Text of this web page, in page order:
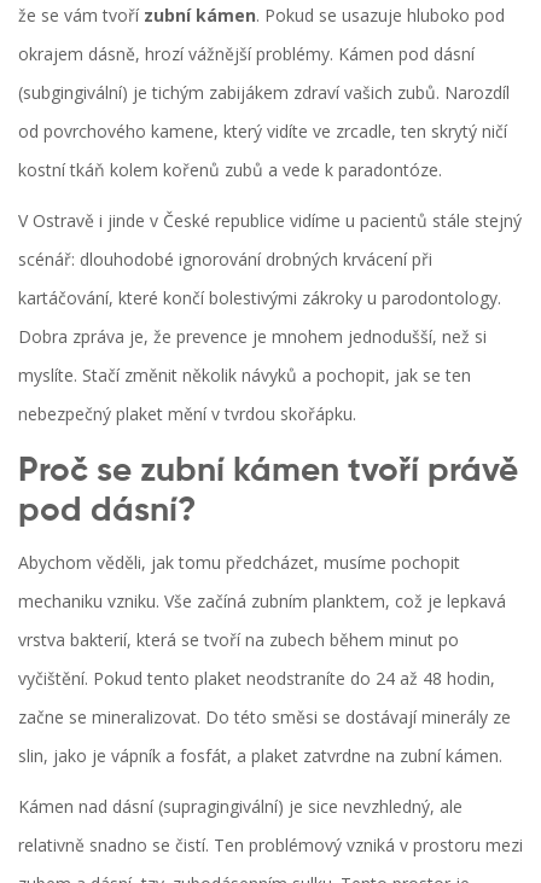
že se vám tvoří zubní kámen. Pokud se usazuje hluboko pod
okrajem dásně, hrozí vážnější problémy. Kámen pod dásní
(subgingivální) je tichým zabijákem zdraví vašich zubů. Narozdíl
od povrchového kamene, který vidíte ve zrcadle, ten skrytý ničí
kostní tkáň kolem kořenů zubů a vede k paradontóze.
V Ostravě i jinde v České republice vidíme u pacientů stále stejný
scénář: dlouhodobé ignorování drobných krvácení při
kartáčování, které končí bolestivými zákroky u parodontology.
Dobra zpráva je, že prevence je mnohem jednodušší, než si
myslíte. Stačí změnit několik návyků a pochopit, jak se ten
nebezpečný plaket mění v tvrdou skořápku.
Proč se zubní kámen tvoří právě
pod dásní?
Abychom věděli, jak tomu předcházet, musíme pochopit
mechaniku vzniku. Vše začíná zubním planktem, což je lepkavá
vrstva bakterií, která se tvoří na zubech během minut po
vyčištění. Pokud tento plaket neodstraníte do 24 až 48 hodin,
začne se mineralizovat. Do této směsi se dostávají minerály ze
slin, jako je vápník a fosfát, a plaket zatvrdne na zubní kámen.
Kámen nad dásní (supragingivální) je sice nevzhledný, ale
relativně snadno se čistí. Ten problémový vzniká v prostoru mezi